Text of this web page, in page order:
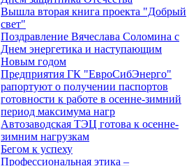
Вышла вторая книга проекта "Добрый
свет"
Поздравление Вячеслава Соломина с
Днем энергетика и наступающим
Новым годом
Предприятия ГК "ЕвроСибЭнерго"
рапортуют о получении паспортов
готовности к работе в осенне-зимний
период максимума нагр
Автозаводская ТЭЦ готова к осенне-
зимним нагрузкам
Бегом к успеху
Профессиональная этика –